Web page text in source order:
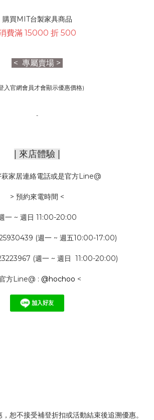
購買MIT台製家具商品
費滿 15000 折 500
< 專屬賣場 >
入官網會員才會顯示優惠價格)
-
| 來店體驗 |
家居連絡電話或是官方Line@
> 預約來電時間 <
一 ~ 週日 11:00-20:00
(週一 ~ 週五10:00-17:00)
(週一 ~ 週日 11:00-20:00)
方Line@ : @hochoo <
恕不接受補登折扣或活動結束後追溯優惠。